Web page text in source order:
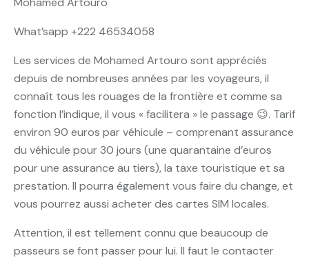
What’sapp +222 46534058
Les services de Mohamed Artouro sont appréciés
depuis de nombreuses années par les voyageurs, il
connaît tous les rouages de la frontière et comme sa
fonction l’indique, il vous « facilitera » le passage 😉. Tarif
environ 90 euros par véhicule – comprenant assurance
du véhicule pour 30 jours (une quarantaine d’euros
pour une assurance au tiers), la taxe touristique et sa
prestation. Il pourra également vous faire du change, et
vous pourrez aussi acheter des cartes SIM locales.
Attention, il est tellement connu que beaucoup de
passeurs se font passer pour lui. Il faut le contacter